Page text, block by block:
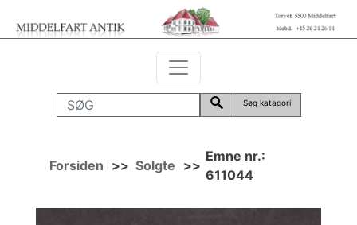
Søg katagori
Forsiden >> Solgte >>
Emne nr.:
611044